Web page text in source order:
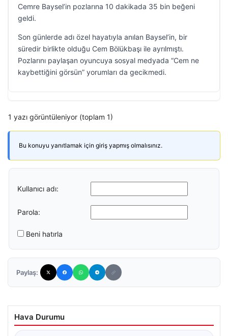
Cemre Baysel’in pozlarına 10 dakikada 35 bin beğeni
geldi.
Son günlerde adı özel hayatıyla anılan Baysel’in, bir
süredir birlikte olduğu Cem Bölükbaşı ile ayrılmıştı.
Pozlarını paylaşan oyuncuya sosyal medyada “Cem ne
kaybettiğini görsün” yorumları da gecikmedi.
1 yazı görüntüleniyor (toplam 1)
Bu konuyu yanıtlamak için giriş yapmış olmalısınız.
Kullanıcı adı:
Parola:
Beni hatırla
Paylaş:
Hava Durumu